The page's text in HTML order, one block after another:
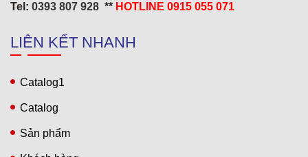
Tel: 0393 807 928 ** HOTLINE 0915 055 071
LIÊN KẾT NHANH
Catalog1
Catalog
Sản phẩm